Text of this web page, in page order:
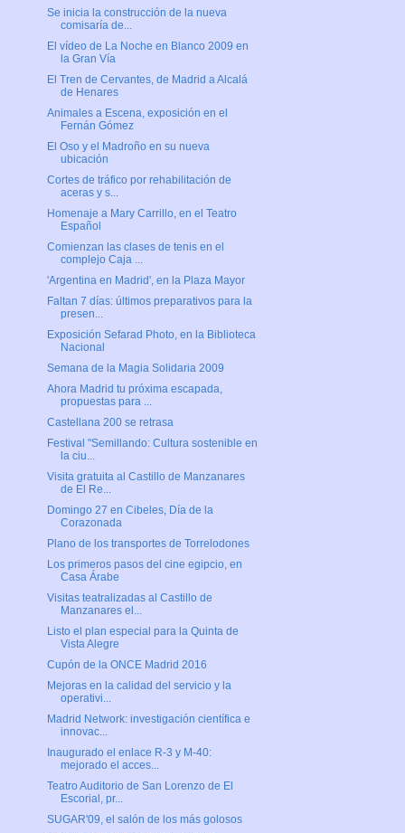
Se inicia la construcción de la nueva
comisaría de...
El vídeo de La Noche en Blanco 2009 en
la Gran Vía
El Tren de Cervantes, de Madrid a Alcalá
de Henares
Animales a Escena, exposición en el
Fernán Gómez
El Oso y el Madroño en su nueva
ubicación
Cortes de tráfico por rehabilitación de
aceras y s...
Homenaje a Mary Carrillo, en el Teatro
Español
Comienzan las clases de tenis en el
complejo Caja ...
'Argentina en Madrid', en la Plaza Mayor
Faltan 7 días: últimos preparativos para la
presen...
Exposición Sefarad Photo, en la Biblioteca
Nacional
Semana de la Magia Solidaria 2009
Ahora Madrid tu próxima escapada,
propuestas para ...
Castellana 200 se retrasa
Festival "Semillando: Cultura sostenible en
la ciu...
Visita gratuita al Castillo de Manzanares
de El Re...
Domingo 27 en Cibeles, Día de la
Corazonada
Plano de los transportes de Torrelodones
Los primeros pasos del cine egipcio, en
Casa Árabe
Visitas teatralizadas al Castillo de
Manzanares el...
Listo el plan especial para la Quinta de
Vista Alegre
Cupón de la ONCE Madrid 2016
Mejoras en la calidad del servicio y la
operativi...
Madrid Network: investigación científica e
innovac...
Inaugurado el enlace R-3 y M-40:
mejorado el acces...
Teatro Auditorio de San Lorenzo de El
Escorial, pr...
SUGAR'09, el salón de los más golosos